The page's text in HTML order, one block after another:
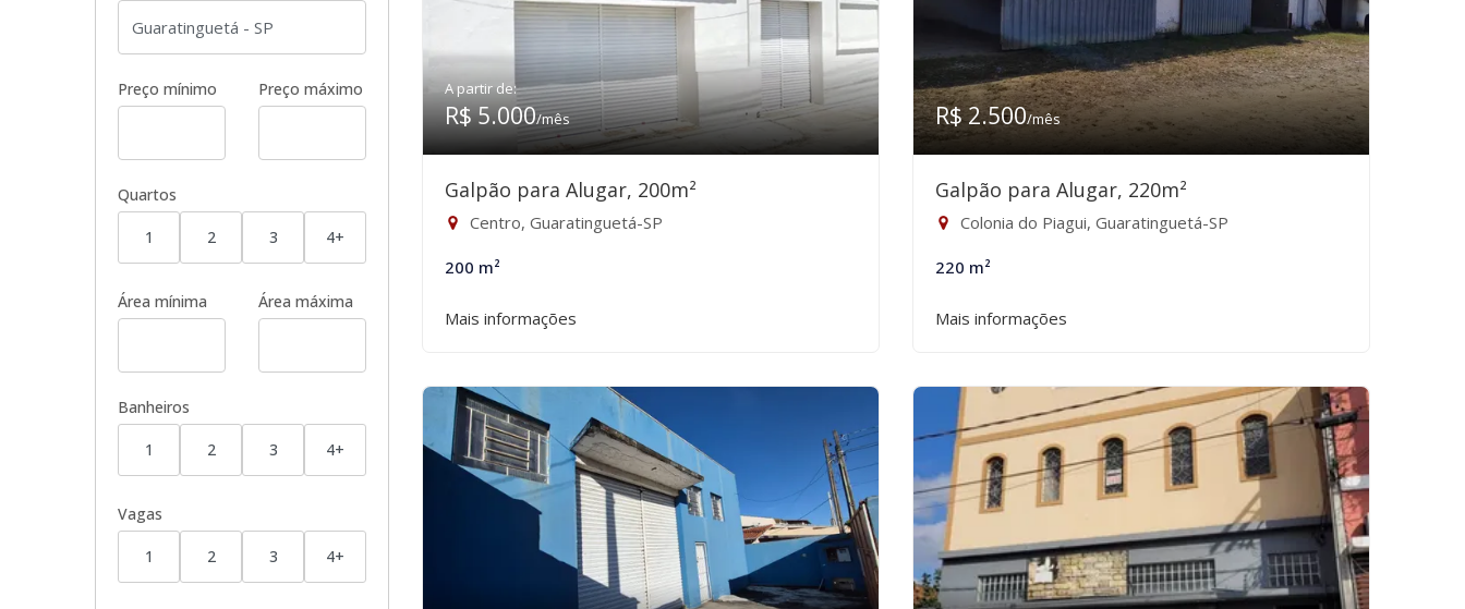
Preço mínimo Preço máximo
Quartos
1 2 3 4+
Área mínima Área máxima
Banheiros
1 2 3 4+
Vagas
1 2 3 4+
A partir de:
R$ 5.000/mês
Galpão para Alugar, 200m²
Centro, Guaratinguetá-SP
200 m²
Mais informações
R$ 2.500/mês
Galpão para Alugar, 220m²
Colonia do Piagui, Guaratinguetá-SP
220 m²
Mais informações